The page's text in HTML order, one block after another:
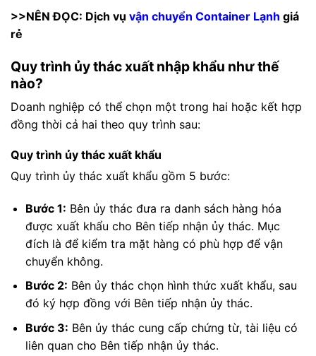
>>NÊN ĐỌC: Dịch vụ vận chuyển Container Lạnh giá
rẻ
Quy trình ủy thác xuất nhập khẩu như thế
nào?
Doanh nghiệp có thể chọn một trong hai hoặc kết hợp
đồng thời cả hai theo quy trình sau:
Quy trình ủy thác xuất khẩu
Quy trình ủy thác xuất khẩu gồm 5 bước:
Bước 1: Bên ủy thác đưa ra danh sách hàng hóa
được xuất khẩu cho Bên tiếp nhận ủy thác. Mục
đích là để kiểm tra mặt hàng có phù hợp để vận
chuyển không.
Bước 2: Bên ủy thác chọn hình thức xuất khẩu, sau
đó ký hợp đồng với Bên tiếp nhận ủy thác.
Bước 3: Bên ủy thác cung cấp chứng từ, tài liệu có
liên quan cho Bên tiếp nhận ủy thác.